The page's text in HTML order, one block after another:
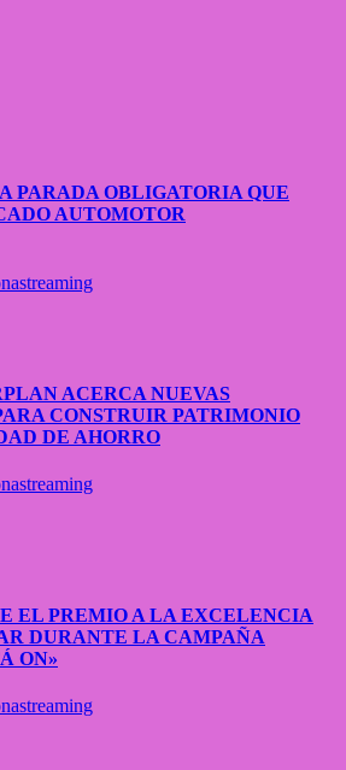
PARADA OBLIGATORIA QUE
AUTOMOTOR
ACERCA NUEVAS
CONSTRUIR PATRIMONIO
DE AHORRO
EL PREMIO A LA EXCELENCIA
DURANTE LA CAMPAÑA
ON»